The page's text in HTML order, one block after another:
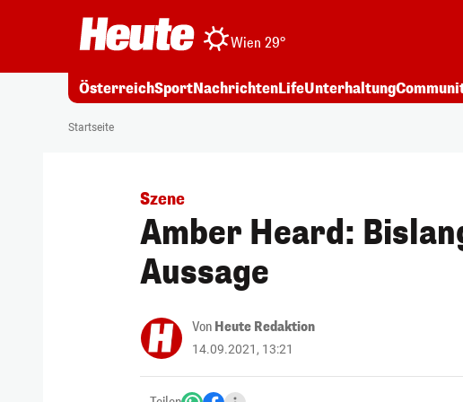
Wien 29°
ÖsterreichSportNachrichtenLifeUnterhaltung
Startseite
Szene
Amber Heard:
Aussage
Von Heute Redaktion
14.09.2021, 13:21